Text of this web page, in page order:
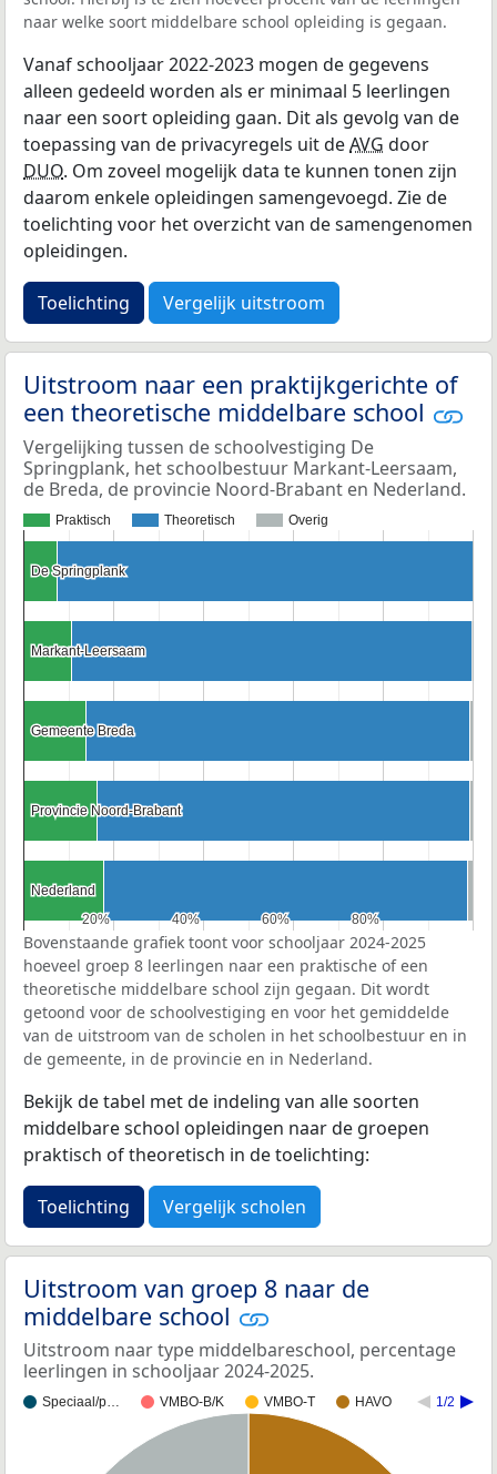
naar welke soort middelbare school opleiding is gegaan.
Vanaf schooljaar 2022-2023 mogen de gegevens
alleen gedeeld worden als er minimaal 5 leerlingen
naar een soort opleiding gaan. Dit als gevolg van de
toepassing van de privacyregels uit deAVG door
DUO. Om zoveel mogelijk data te kunnen tonen zijn
daarom enkele opleidingen samengevoegd. Zie de
toelichting voor het overzicht van de samengenomen
opleidingen.
Toelichting Vergelijk uitstroom
Uitstroom naar een praktijkgerichte of
een theoretische middelbare school
Vergelijking tussen de schoolvestiging De
Springplank, het schoolbestuur Markant-Leersaam,
de Breda, de provincie Noord-Brabant en Nederland.
Praktisch Theoretisch Overig
20%
20% 40%
40% 60%
60% 80%
80%
De Springplank
De Springplank
Markant-Leersaam
Markant-Leersaam
Gemeente Breda
Gemeente Breda
Provincie Noord-Brabant
Provincie Noord-Brabant
Nederland
Nederland
Bovenstaande grafiek toont voor schooljaar 2024-2025
hoeveel groep 8 leerlingen naar een praktische of een
theoretische middelbare school zijn gegaan. Dit wordt
getoond voor de schoolvestiging en voor het gemiddelde
van de uitstroom van de scholen in het schoolbestuur en in
de gemeente, in de provincie en in Nederland.
Bekijk de tabel met de indeling van alle soorten
middelbare school opleidingen naar de groepen
praktisch of theoretisch in de toelichting:
Toelichting Vergelijk scholen
Uitstroom van groep 8 naar de
middelbare school
Uitstroom naar type middelbareschool, percentage
leerlingen in schooljaar 2024-2025.
Speciaal/p… VMBO-B/K VMBO-T HAVO 1/2